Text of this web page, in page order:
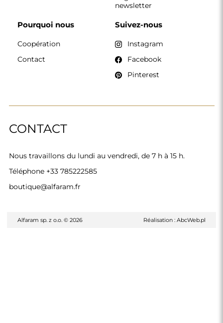
CONTACT
Nous travaillons du lundi au vendredi, de 7 h à 15 h.
Téléphone +33 785222585
boutique@alfaram.fr
newsletter
Pourquoi nous
Coopération
Contact
Suivez-nous
Instagram
Facebook
Pinterest
Alfaram sp. z o.o. © 2026 Réalisation : AbcWeb.pl